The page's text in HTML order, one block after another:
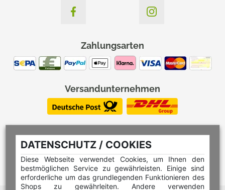
DATENSCHUTZ / COOKIES
Diese Webseite verwendet Cookies, um Ihnen den
bestmöglichen Service zu gewährleisten. Einige sind
erforderliche um das grundlegenden Funktionieren des
Shops zu gewährleiten. Andere verwenden
Zahlungsarten
Versandunternehmen